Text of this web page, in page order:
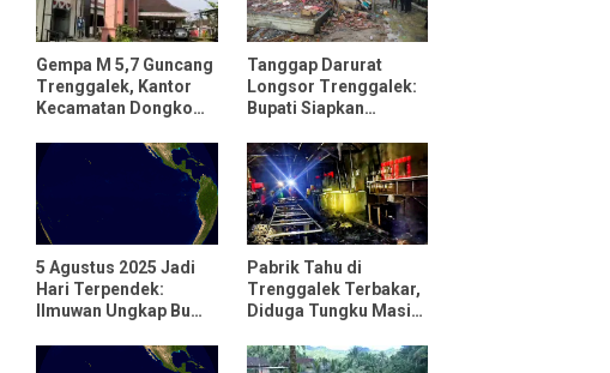
Gempa M 5,7 Guncang
Trenggalek, Kantor
Kecamatan Dongko
Tanggap Darurat
Longsor Trenggalek:
Bupati Siapkan
Rencana Relokasi
untuk 95 Rumah
5 Agustus 2025 Jadi
Hari Terpendek:
Ilmuwan Ungkap Bumi
dari Biasanya
Pabrik Tahu di
Trenggalek Terbakar,
Diduga Tungku Masih